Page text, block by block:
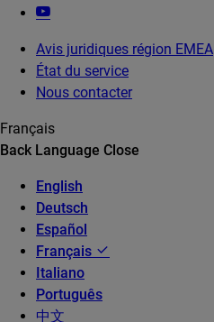
Avis juridiques région EMEA
État du service
Nous contacter
Français
Back Language Close
English
Deutsch
Español
Français
Italiano
Português
中文